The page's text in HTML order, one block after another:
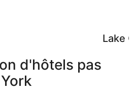
Lake
d'hôtels pas